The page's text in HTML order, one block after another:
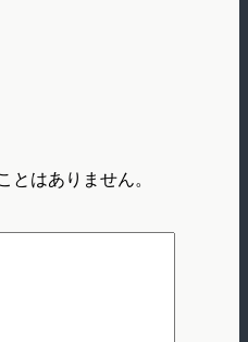
とはありません。